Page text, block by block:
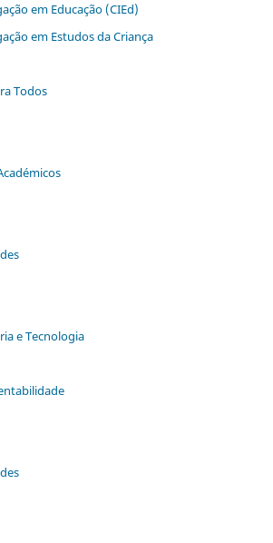
em Educação (CIEd)
em Estudos da Criança
Todos
e Tecnologia